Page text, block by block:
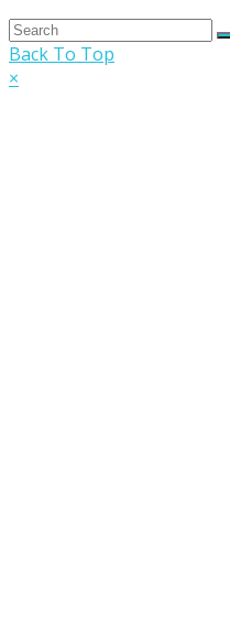
Back To Top
×